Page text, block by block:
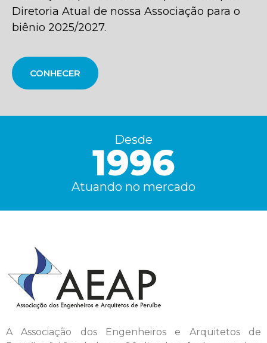
Diretoria Atual de nossa Associação para o
biênio 2025/2027.
CONHECER
Desde
1996
Atuando no mercado
A Associação dos Engenheiros e Arquitetos de